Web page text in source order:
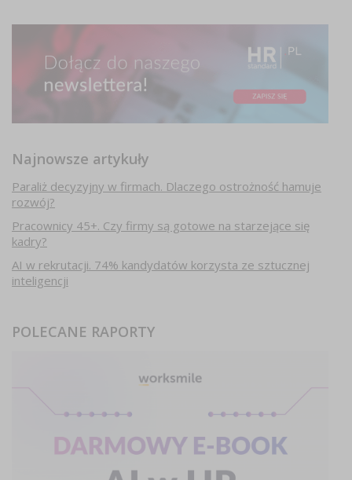
Najnowsze artykuły
Paraliż decyzyjny w firmach. Dlaczego ostrożność hamuje
rozwój?
Pracownicy 45+. Czy firmy są gotowe na starzejące się
kadry?
AI w rekrutacji. 74% kandydatów korzysta ze sztucznej
inteligencji
POLECANE RAPORTY